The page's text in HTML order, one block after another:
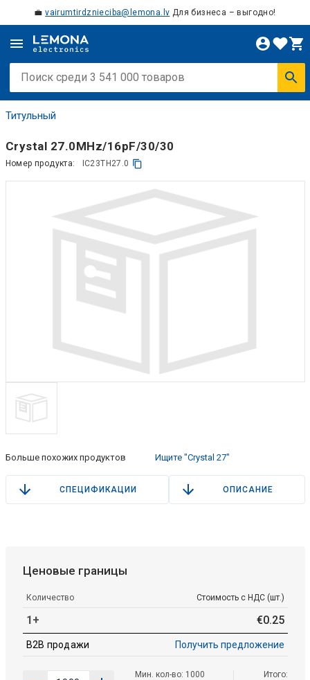
💼vairumtirdznieciba@lemona.lv Для бизнеса – выгодно!
Титульный
Crystal 27.0MHz/16pF/30/30
Номер продукта: IC23TH27.0
Больше похожих продуктов Ищите "Crystal 27"
СПЕЦИФИКАЦИИ ОПИСАНИЕ
Ценовые границы
Количество Стоимость с НДС (шт.)
1+ €0.25
B2B продажи Получить предложение
Мин. кол-во: 1000
Итого: